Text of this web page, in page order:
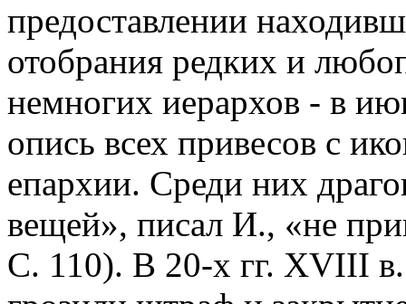
предоставлении
отобрания редких и
немногих иерархов - в
опись всех привесов с
епархии. Среди них
вещей», писал И., «не
С. 110). В 20-х гг. XVIII